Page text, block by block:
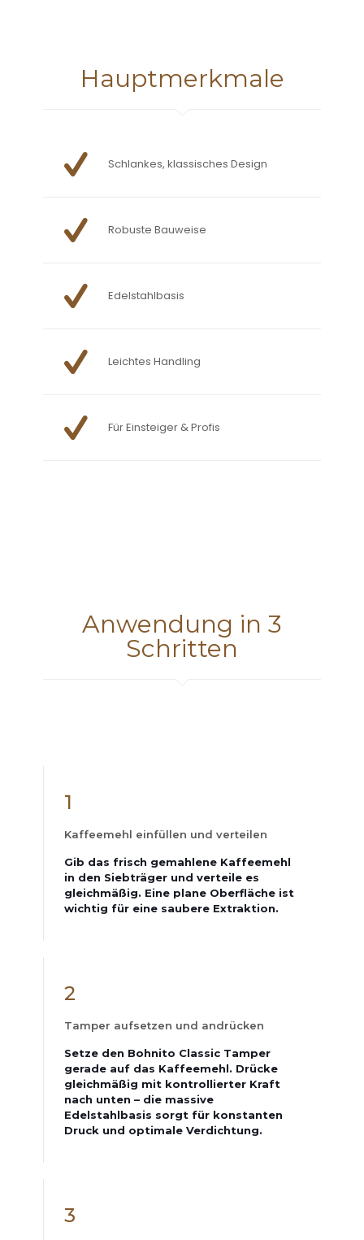
Hauptmerkmale
Schlankes, klassisches Design
Robuste Bauweise
Edelstahlbasis
Leichtes Handling
Für Einsteiger & Profis
Anwendung in 3
Schritten
1
Kaffeemehl einfüllen und verteilen
Gib das frisch gemahlene Kaffeemehl
in den Siebträger und verteile es
gleichmäßig. Eine plane Oberfläche ist
wichtig für eine saubere Extraktion.
2
Tamper aufsetzen und andrücken
Setze den Bohnito Classic Tamper
gerade auf das Kaffeemehl. Drücke
gleichmäßig mit kontrollierter Kraft
nach unten – die massive
Edelstahlbasis sorgt für konstanten
Druck und optimale Verdichtung.
3